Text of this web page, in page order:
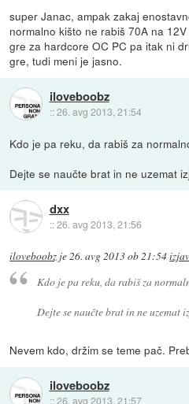
super Janac, ampak zakaj
normalno kišto ne rabiš 70A na
gre za hardcore OC PC pa itak ni
gre, tudi meni je jasno.
iloveboobz
::26. avg 2013, 21:54
Kdo je pa reku, da rabiš za
Dejte se naučte brat in ne uzemat
dxx
::26. avg 2013, 21:56
iloveboobz je26. avg 2013 ob 21:54
Kdo je pa reku, da rabiš za
Dejte se naučte brat in ne uzemat
Nevem kdo, držim se teme pač.
iloveboobz
::26. avg 2013, 21:57